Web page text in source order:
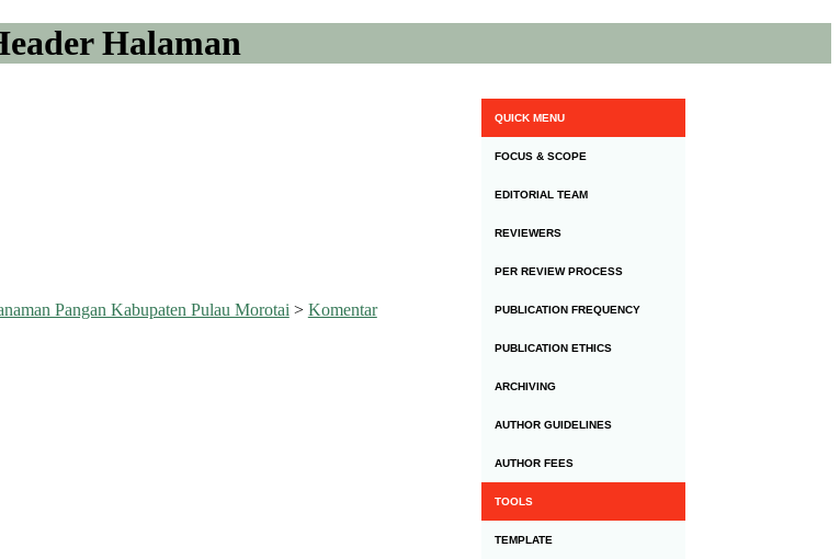
QUICK MENU
FOCUS & SCOPE
EDITORIAL TEAM
REVIEWERS
PER REVIEW PROCESS
PUBLICATION FREQUENCY
PUBLICATION ETHICS
ARCHIVING
AUTHOR GUIDELINES
AUTHOR FEES
TOOLS
TEMPLATE
Pangan Kabupaten Pulau Morotai > Komentar